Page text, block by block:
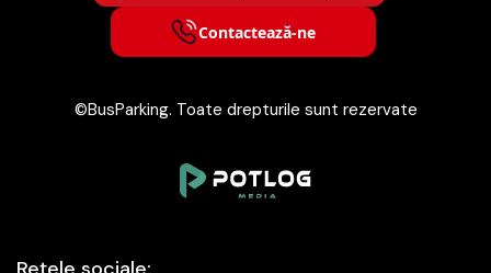
Contactează-ne
©BusParking. Toate drepturile sunt rezervate